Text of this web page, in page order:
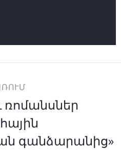
ռոմանսներ
գանձարանից»